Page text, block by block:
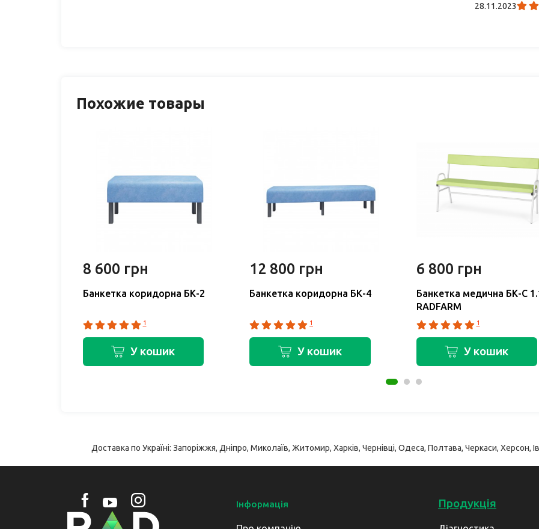
28.11.2023
Похожие товары
8 600 грн
Банкетка коридорна БК-2
1
У кошик
12 800 грн
Банкетка коридорна БК-4
1
У кошик
6 800 грн
Банкетка медична БК-С
RADFARM
1
У кошик
Доставка по Україні: Запоріжжя, Дніпро, Миколаїв, Житомир, Харків, Чернівці, Одеса, Полтава, Черкаси, Херсон,
Інформація Продукція